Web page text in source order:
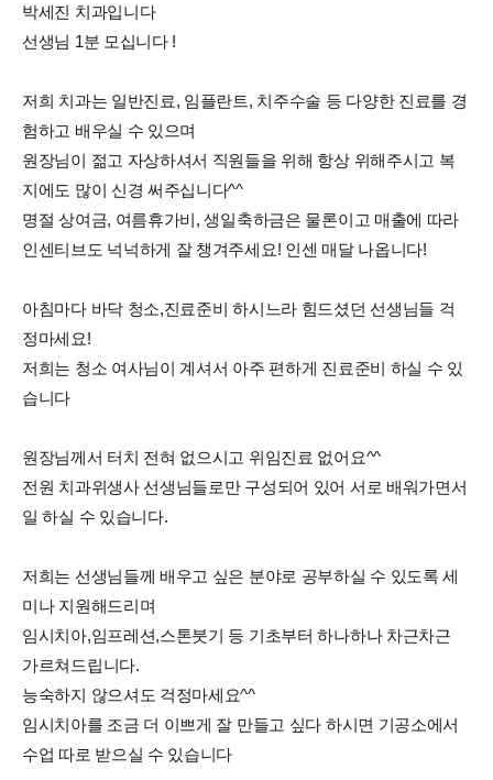
박세진 치과입니다
선생님 1분 모십니다 !
저희 치과는 일반진료, 임플란트, 치주수술 등 다양한 진료를 경
험하고 배우실 수 있으며
원장님이 젊고 자상하셔서 직원들을 위해 항상 위해주시고 복
지에도 많이 신경 써주십니다^^
명절 상여금, 여름휴가비, 생일축하금은 물론이고 매출에 따라
인센티브도 넉넉하게 잘 챙겨주세요! 인센 매달 나옵니다!
아침마다 바닥 청소,진료준비 하시느라 힘드셨던 선생님들 걱
정마세요!
저희는 청소 여사님이 계셔서 아주 편하게 진료준비 하실 수 있
습니다
원장님께서 터치 전혀 없으시고 위임진료 없어요^^
전원 치과위생사 선생님들로만 구성되어 있어 서로 배워가면서
일 하실 수 있습니다.
저희는 선생님들께 배우고 싶은 분야로 공부하실 수 있도록 세
미나 지원해드리며
임시치아,임프레션,스톤붓기 등 기초부터 하나하나 차근차근
가르쳐드립니다.
능숙하지 않으셔도 걱정마세요^^
임시치아를 조금 더 이쁘게 잘 만들고 싶다 하시면 기공소에서
수업 따로 받으실 수 있습니다